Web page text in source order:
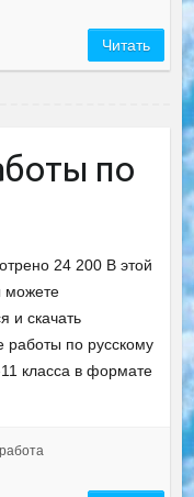
Читать
по
24 200 В этой
можете
и скачать
работы по русскому
класса в формате